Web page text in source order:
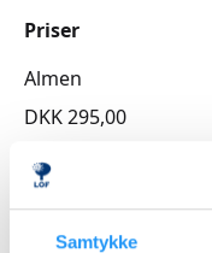
Samtykke
Priser
Almen
DKK 295,00
Info
Nummer